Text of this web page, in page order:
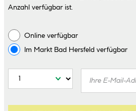
Anzahl verfügbar ist.
Online verfügbar
Im Markt Bad Hersfeld verfügbar